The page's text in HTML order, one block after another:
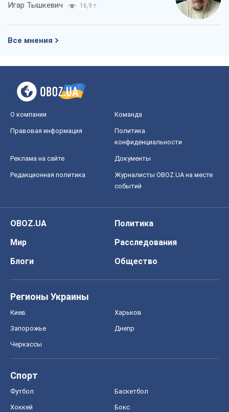
Игар Тышкевич 16,9 т.
Все мнения
О компании Команда
Правовая информация
Политика
конфиденциальности
Реклама на сайте Документы
Редакционная политика
Журналисты OBOZ.UA на месте
событий
OBOZ.UA
Политика
Мир
Расследования
Блоги
Общество
Регионы Украины
Киев Харьков
Запорожье Днепр
Черкассы
Спорт
Футбол Баскетбол
Хоккей Бокс